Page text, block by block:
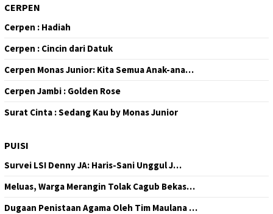
CERPEN
Cerpen : Hadiah
Cerpen : Cincin dari Datuk
Cerpen Monas Junior: Kita Semua Anak-ana…
Cerpen Jambi : Golden Rose
Surat Cinta : Sedang Kau by Monas Junior
PUISI
Survei LSI Denny JA: Haris-Sani Unggul J…
Meluas, Warga Merangin Tolak Cagub Bekas…
Dugaan Penistaan Agama Oleh Tim Maulana …